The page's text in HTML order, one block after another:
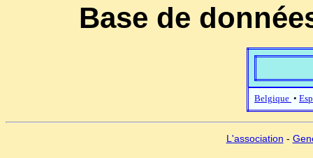
Base de
Belgique •
L'association -